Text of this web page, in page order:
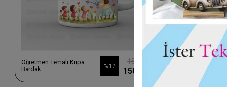
Öğretmen Temalı Kupa
Bardak
%17
180,00 TL
150,00 TL
Atatürk Temalı